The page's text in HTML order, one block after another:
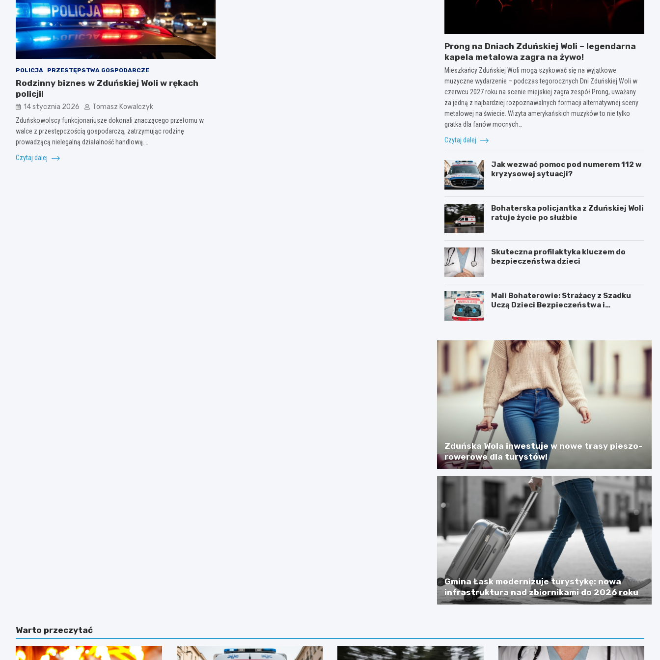
POLICJA PRZESTĘPSTWA GOSPODARCZE
Rodzinny biznes w Zduńskiej Woli w rękach
policji!
14 stycznia 2026 Tomasz Kowalczyk
Zduńskowolscy funkcjonariusze dokonali znaczącego przełomu w
walce z przestępczością gospodarczą, zatrzymując rodzinę
prowadzącą nielegalną działalność handlową.…
Czytaj dalej
Prong na Dniach Zduńskiej Woli – legendarna
kapela metalowa zagra na żywo!
Mieszkańcy Zduńskiej Woli mogą szykować się na wyjątkowe
muzyczne wydarzenie – podczas tegorocznych Dni Zduńskiej Woli w
czerwcu 2027 roku na scenie miejskiej zagra zespół Prong, uważany
za jedną z najbardziej rozpoznawalnych formacji alternatywnej sceny
metalowej na świecie. Wizyta amerykańskich muzyków to nie tylko
gratka dla fanów mocnych…
Czytaj dalej
Jak wezwać pomoc pod numerem 112 w
kryzysowej sytuacji?
Bohaterska policjantka z Zduńskiej Woli
ratuje życie po służbie
Skuteczna profilaktyka kluczem do
bezpieczeństwa dzieci
Mali Bohaterowie: Strażacy z Szadku
Uczą Dzieci Bezpieczeństwa i
Zduńska Wola inwestuje w nowe trasy pieszo-
rowerowe dla turystów!
Gmina Łask modernizuje turystykę: nowa
infrastruktura nad zbiornikami do 2026 roku
Warto przeczytać